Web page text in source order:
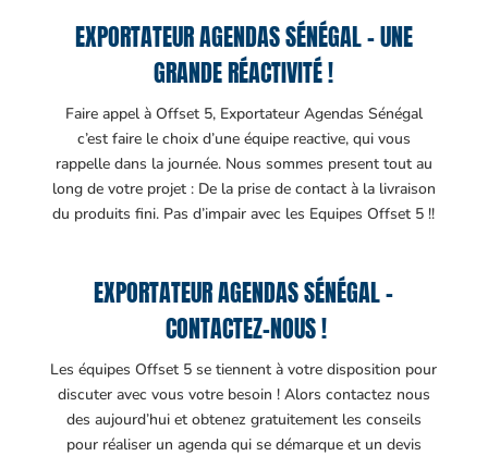
EXPORTATEUR AGENDAS SÉNÉGAL – UNE
GRANDE RÉACTIVITÉ !
Faire appel à Offset 5, Exportateur Agendas Sénégal
c’est faire le choix d’une équipe reactive, qui vous
rappelle dans la journée. Nous sommes present tout au
long de votre projet : De la prise de contact à la livraison
du produits fini. Pas d’impair avec les Equipes Offset 5 !!
EXPORTATEUR AGENDAS SÉNÉGAL –
CONTACTEZ-NOUS !
Les équipes Offset 5 se tiennent à votre disposition pour
discuter avec vous votre besoin ! Alors contactez nous
des aujourd’hui et obtenez gratuitement les conseils
pour réaliser un agenda qui se démarque et un devis